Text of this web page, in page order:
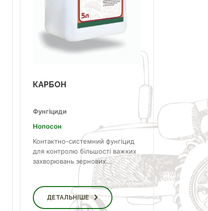
КАРБОН
Фунгіциди
Нопосон
Контактно-системний фунгіцид
для контролю більшості важких
захворювань зернових...
ДЕТАЛЬНІШЕ